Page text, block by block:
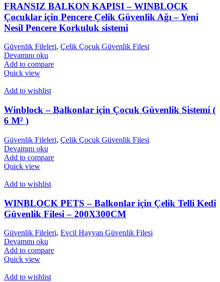
FRANSIZ BALKON KAPISI – WINBLOCK
Çocuklar için Pencere Çelik Güvenlik Ağı – Yeni
Nesil Pencere Korkuluk sistemi
Güvenlik Fileleri, Çelik Çocuk Güvenlik Filesi
Devamını oku
Add to compare
Quick view
Add to wishlist
Winblock – Balkonlar için Çocuk Güvenlik Sistemi (
6 M² )
Güvenlik Fileleri, Çelik Çocuk Güvenlik Filesi
Devamını oku
Add to compare
Quick view
Add to wishlist
WINBLOCK PETS – Balkonlar için Çelik Telli Kedi
Güvenlik Filesi – 200X300CM
Güvenlik Fileleri, Evcil Hayvan Güvenlik Filesi
Devamını oku
Add to compare
Quick view
Add to wishlist